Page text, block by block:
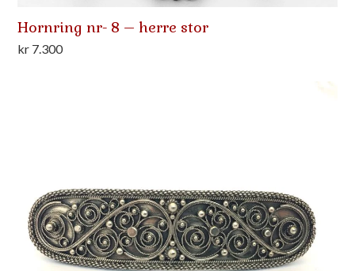
Hornring nr- 8 – herre stor
kr 7.300